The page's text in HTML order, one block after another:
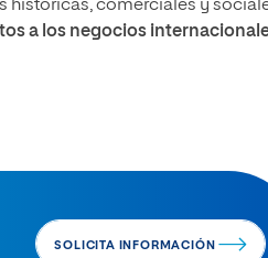
históricas, comerciales y
a los negocios
SOLICITA INFORMACIÓN